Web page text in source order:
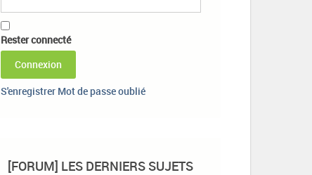
Rester connecté
Connexion
S'enregistrer Mot de passe oublié
[FORUM] LES DERNIERS SUJETS